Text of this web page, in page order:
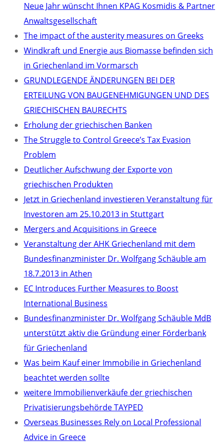
Neue Jahr wünscht Ihnen KPAG Kosmidis & Partner
Anwaltsgesellschaft
The impact of the austerity measures on Greeks
Windkraft und Energie aus Biomasse befinden sich
in Griechenland im Vormarsch
GRUNDLEGENDE ÄNDERUNGEN BEI DER
ERTEILUNG VON BAUGENEHMIGUNGEN UND DES
GRIECHISCHEN BAURECHTS
Erholung der griechischen Banken
The Struggle to Control Greece’s Tax Evasion
Problem
Deutlicher Aufschwung der Exporte von
griechischen Produkten
Jetzt in Griechenland investieren Veranstaltung für
Investoren am 25.10.2013 in Stuttgart
Mergers and Acquisitions in Greece
Veranstaltung der AHK Griechenland mit dem
Bundesfinanzminister Dr. Wolfgang Schäuble am
18.7.2013 in Athen
EC Introduces Further Measures to Boost
International Business
Bundesfinanzminister Dr. Wolfgang Schäuble MdB
unterstützt aktiv die Gründung einer Förderbank
für Griechenland
Was beim Kauf einer Immobilie in Griechenland
beachtet werden sollte
weitere Immobilienverkäufe der griechischen
Privatisierungsbehörde TAYPED
Overseas Businesses Rely on Local Professional
Advice in Greece